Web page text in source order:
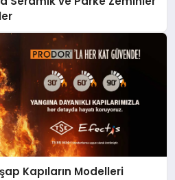
Kapıların Modelleri